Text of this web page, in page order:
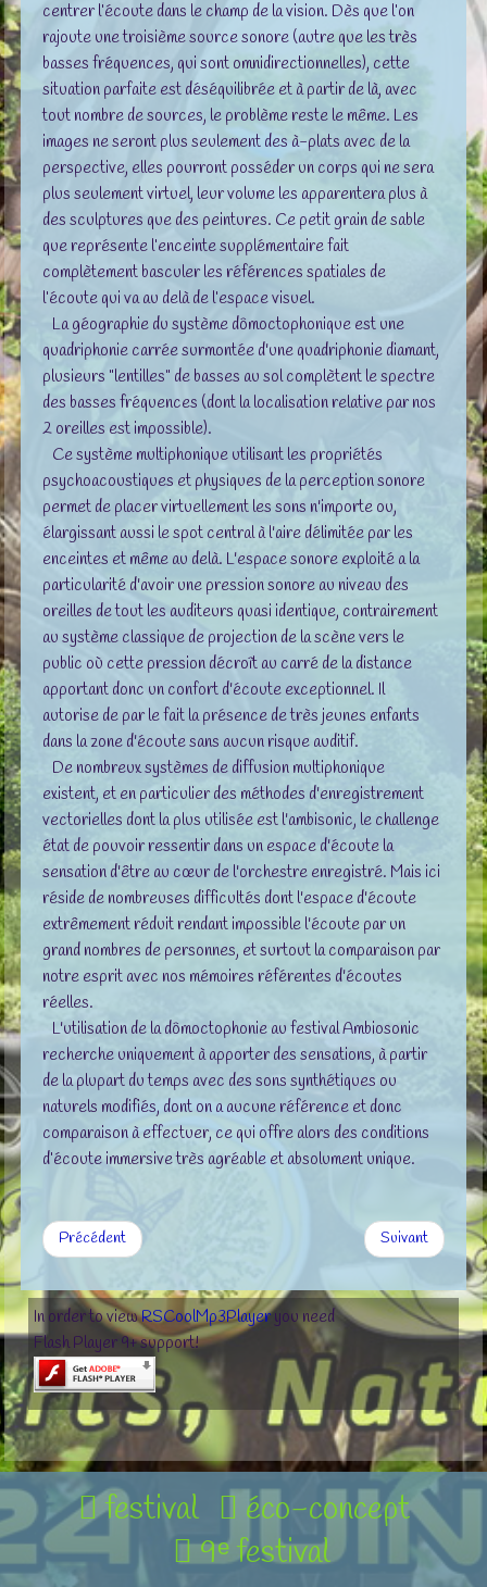
centrer l’écoute dans le champ de la vision. Dès que l’on
rajoute une troisième source sonore (autre que les très
basses fréquences, qui sont omnidirectionnelles), cette
situation parfaite est déséquilibrée et à partir de là, avec
tout nombre de sources, le problème reste le même. Les
images ne seront plus seulement des à-plats avec de la
perspective, elles pourront posséder un corps qui ne sera
plus seulement virtuel, leur volume les apparentera plus à
des sculptures que des peintures. Ce petit grain de sable
que représente l’enceinte supplémentaire fait
complètement basculer les références spatiales de
l’écoute qui va au delà de l’espace visuel.
La géographie du système dômoctophonique est une
quadriphonie carrée surmontée d'une quadriphonie diamant,
plusieurs "lentilles" de basses au sol complètent le spectre
des basses fréquences (dont la localisation relative par nos
2 oreilles est impossible).
Ce système multiphonique utilisant les propriétés
psychoacoustiques et physiques de la perception sonore
permet de placer virtuellement les sons n'importe ou,
élargissant aussi le spot central à l'aire délimitée par les
enceintes et même au delà. L'espace sonore exploité a la
particularité d'avoir une pression sonore au niveau des
oreilles de tout les auditeurs quasi identique, contrairement
au système classique de projection de la scène vers le
public où cette pression décroît au carré de la distance
apportant donc un confort d'écoute exceptionnel. Il
autorise de par le fait la présence de très jeunes enfants
dans la zone d'écoute sans aucun risque auditif.
De nombreux systèmes de diffusion multiphonique
existent, et en particulier des méthodes d'enregistrement
vectorielles dont la plus utilisée est l'ambisonic, le challenge
état de pouvoir ressentir dans un espace d'écoute la
sensation d'être au cœur de l'orchestre enregistré. Mais ici
réside de nombreuses difficultés dont l'espace d'écoute
extrêmement réduit rendant impossible l'écoute par un
grand nombres de personnes, et surtout la comparaison par
notre esprit avec nos mémoires référentes d'écoutes
réelles.
L'utilisation de la dômoctophonie au festival Ambiosonic
recherche uniquement à apporter des sensations, à partir
de la plupart du temps avec des sons synthétiques ou
naturels modifiés, dont on a aucune référence et donc
comparaison à effectuer, ce qui offre alors des conditions
d’écoute immersive très agréable et absolument unique.
Précédent Suivant
In order to viewRSCoolMp3Playeryou need
Flash Player 9+ support!
festival
éco-concept
9ᵉ festival